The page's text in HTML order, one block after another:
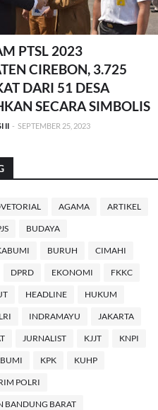
PTSL 2023
CIREBON, 3.725
DARI 51 DESA
SECARA SIMBOLIS
II - SEPTEMBER 25, 2023
AGAMA ARTIKEL
BUDAYA
BURUH CIMAHI
DPRD EKONOMI FKKC
HEADLINE HUKUM
INDRAMAYU JAKARTA
JURNALIST KJJT KNPI
KPK KUHP
POLRI
BANDUNG BARAT